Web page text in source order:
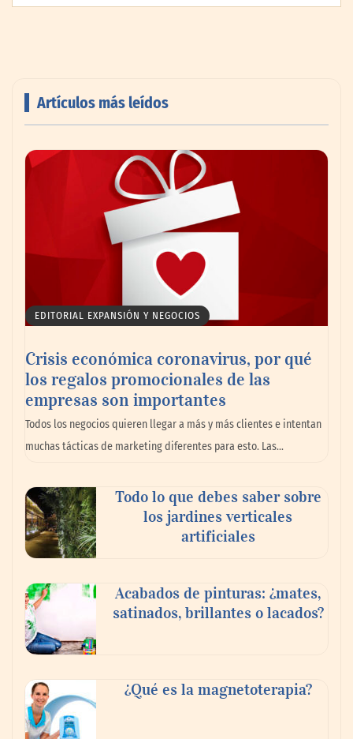
impulsando la colaboración en el sector
La omnicanalidad redefine la forma de
planear viajes en México
buscan proyectar talento mexicano y
fortalecer el turismo médico
Artículos más leídos
EDITORIAL EXPANSIÓN Y NEGOCIOS
Crisis económica coronavirus, por qué
los regalos promocionales de las
empresas son importantes
Todos los negocios quieren llegar a más y más clientes e intentan
muchas tácticas de marketing diferentes para esto. Las…
Todo lo que debes saber sobre
los jardines verticales
artificiales
Acabados de pinturas: ¿mates,
satinados, brillantes o lacados?
¿Qué es la magnetoterapia?